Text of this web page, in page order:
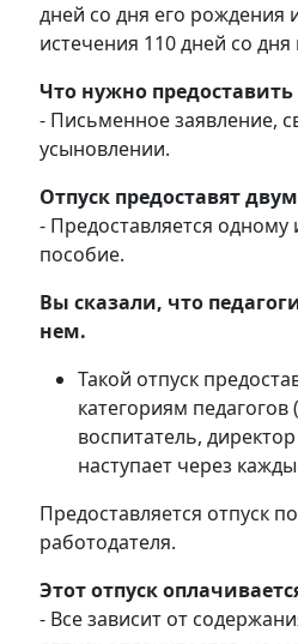
дней со дня его рождения
истечения 110 дней со
Что нужно
- Письменное заявление,
усыновлении.
Отпуск предоставят
- Предоставляется одному
пособие.
Вы сказали, что
нем.
Такой отпуск
категориям
воспитатель,
наступает через
Предоставляется отпуск
работодателя.
Этот отпуск
- Все зависит от